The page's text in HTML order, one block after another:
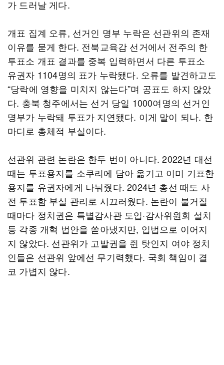
가 드러날 게다.
개표 집계 오류, 선거인 명부 누락은 선관위의 존재
이유를 묻게 한다. 전북교육감 선거에서 전주의 한
투표소 개표 결과를 중복 입력하면서 다른 투표소
유권자 1104명의 표가 누락됐다. 오류를 발견하고도
“당락에 영향을 미치지 않는다”며 공표도 하지 않았
다. 충북 청주에서는 선거 당일 1000여명의 선거인
명부가 누락돼 투표가 지연됐다. 이게 말이 되나. 한
마디로 총체적 부실이다.
선관위 관련 논란은 한두 번이 아니다. 2022년 대선
때는 투표용지를 소쿠리에 담아 옮기고 이미 기표한
용지를 유권자에게 나눠줬다. 2024년 총선 때도 사
전 투표함 부실 관리로 시끄러웠다. 논란이 불거질
때마다 정치권은 특별감사관 도입·감사위원회 설치
등 각종 개혁 법안을 쏟아냈지만, 입법으로 이어지
지 않았다. 선관위가 고발권을 쥔 탓인지 여야 정치
인들은 선관위 앞에선 무기력했다. 국회 책임이 결
코 가볍지 않다.